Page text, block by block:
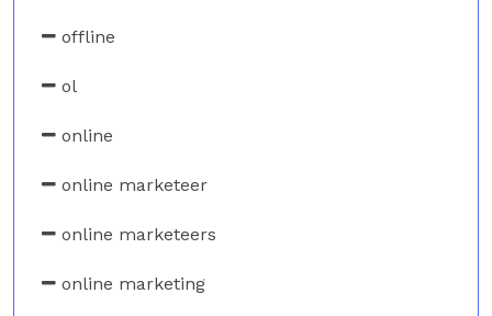
offline
ol
online
online marketeer
online marketeers
online marketing